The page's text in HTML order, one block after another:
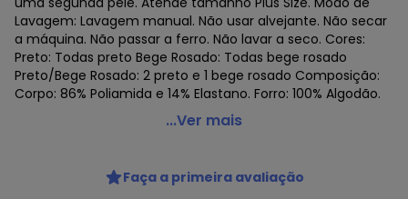
Lavagem: Lavagem manual. Não usar alvejante. Não secar
a máquina. Não passar a ferro. Não lavar a seco. Cores:
Preto: Todas preto Bege Rosado: Todas bege rosado
Preto/Bege Rosado: 2 preto e 1 bege rosado Composição:
Corpo: 86% Poliamida e 14% Elastano. Forro: 100% Algodão.
Demillus - Kit com 3 Bermudas Virtuel Demillus
Código do produto: 22759411
Colecao : BASICO TODO DIA
...Ver mais
Faça a primeira avaliação